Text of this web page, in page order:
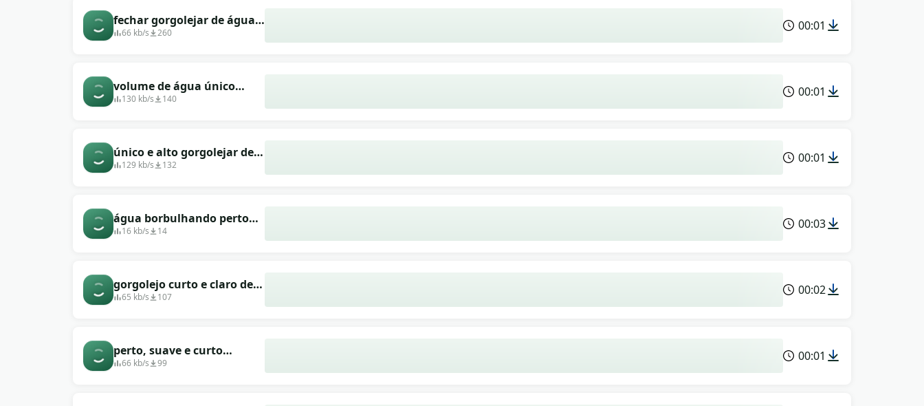
fechar gorgolejar de água
única e clara
66 kb/s 260 00:01
volume de água único
ativo
130 kb/s 140 00:01
único e alto gorgolejar de
água perto
129 kb/s 132 00:01
água borbulhando perto
sonoro
16 kb/s 14 00:03
gorgolejo curto e claro de
água
65 kb/s 107 00:02
perto, suave e curto
gorgolejo de água
66 kb/s 99 00:01